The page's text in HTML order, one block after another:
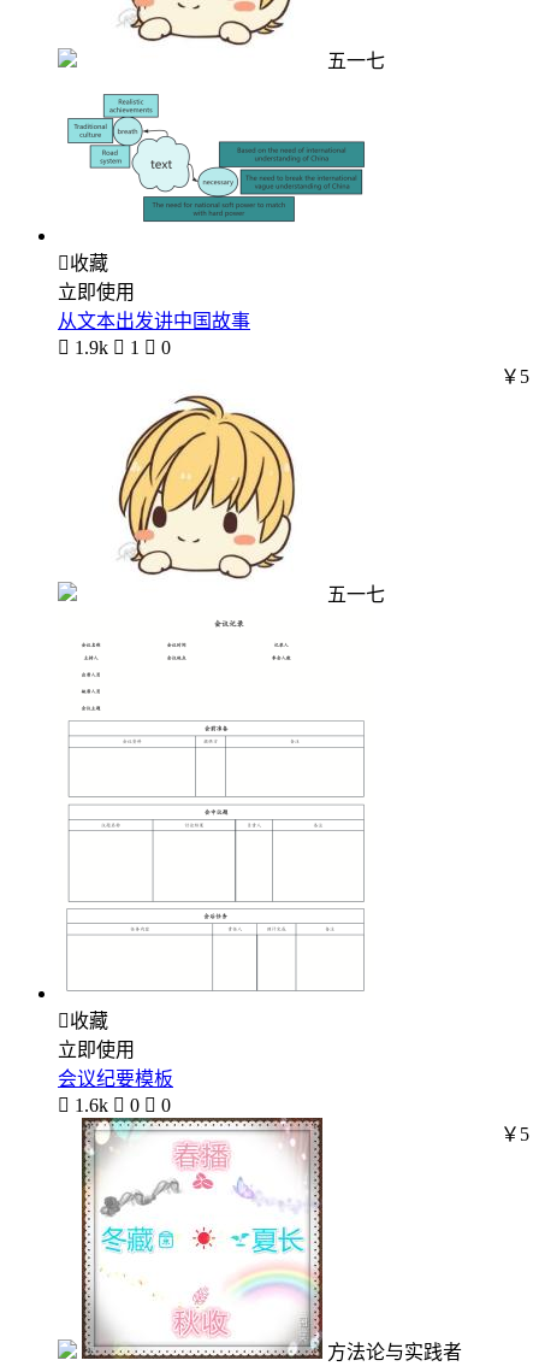
五一七
收藏
立即使用
从文本出发讲中国故事
 1.9k  1  0
五一七
￥5
收藏
立即使用
会议纪要模板
 1.6k  0  0
方法论与实践者
￥5